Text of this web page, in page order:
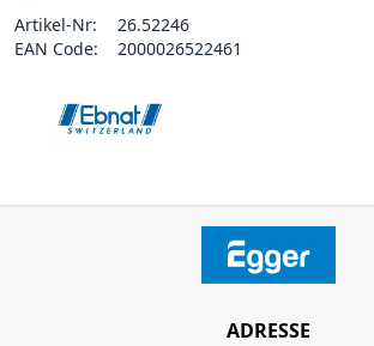
Artikel-Nr:
26.52246
EAN Code:
2000026522461
ADRESSE